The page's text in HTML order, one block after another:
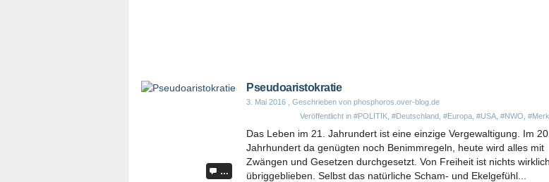
…
Pseudoaristokratie
3. Mai 2016 , Geschrieben von phosphoros.over-blog.de
Veröffentlicht in #POLITIK #Deutschland #Europa #USA #NWO
Das Leben im 21. Jahrundert ist eine einzige Vergewaltigung. Im 20.
Jahrhundert da genügten noch Benimmregeln, heute wird alles mit
Zwängen und Gesetzen durchgesetzt. Von Freiheit ist nichts wirklich
übriggeblieben. Selbst das natürliche Scham- und Ekelgefühl...